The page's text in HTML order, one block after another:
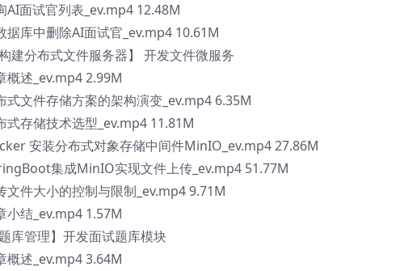
面试官列表_ev.mp4 12.48M
库中删除AI面试官_ev.mp4 10.61M
建分布式文件服务器】 开发文件微服务
述_ev.mp4 2.99M
文件存储方案的架构演变_ev.mp4 6.35M
存储技术选型_ev.mp4 11.81M
安装分布式对象存储中间件MinIO_ev.mp4 27.86M
集成MinIO实现文件上传_ev.mp4 51.77M
件大小的控制与限制_ev.mp4 9.71M
结_ev.mp4 1.57M
库管理】开发面试题库模块
述_ev.mp4 3.64M